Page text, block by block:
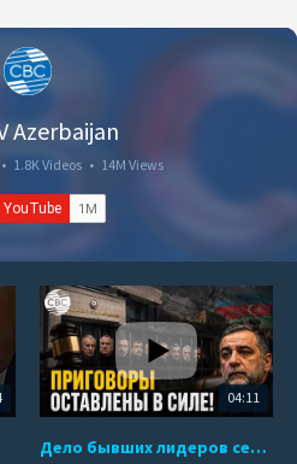
Azerbaijan
• 1.8K Videos • 14M Views
04:11
Дело бывших лидеров сепаратистского режима в Карабахе